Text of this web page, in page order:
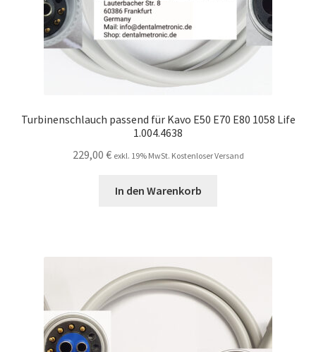
Turbinenschlauch passend für Kavo E50 E70 E80 1058 Life
1.004.4638
229,00 € exkl. 19% MwSt. Kostenloser Versand
In den Warenkorb